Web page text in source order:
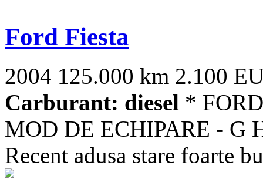
Ford Fiesta
2004 125.000 km 2.100
Carburant: diesel *
MOD DE ECHIPARE - G
Recent adusa stare foarte